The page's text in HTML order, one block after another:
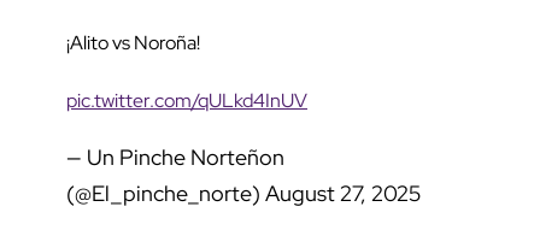
¡Alito vs Noroña!
pic.twitter.com/qULkd4InUV
— Un Pinche Norteñon
(@El_pinche_norte) August 27, 2025